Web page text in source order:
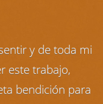
y de toda mi
este trabajo,
bendición para